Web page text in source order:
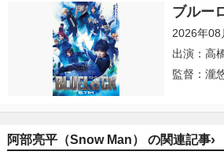
ブルー
2026年08
出演：高
監督：瀧
阿部亮平（Snow Man） の関連記事›